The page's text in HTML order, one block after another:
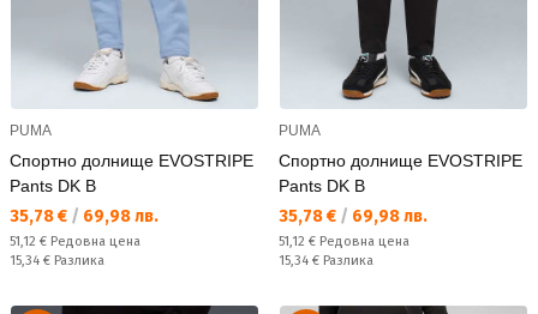
PUMA
Спортно долнище EVOSTRIPE
Pants DK B
Текуща цена:
35,78 € / 69,98 лв.
Редовна цена:
51,12 € Редовна цена
Спестявате:
15,34 € Разлика
PUMA
Спортно долнище EVOSTRIPE
Pants DK B
Текуща цена:
35,78 € / 69,98 лв.
Редовна цена:
51,12 € Редовна цена
Спестявате:
15,34 € Разлика